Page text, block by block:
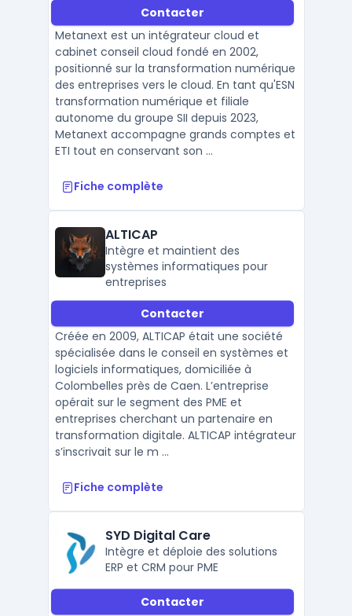
Contacter
Metanext est un intégrateur cloud et
cabinet conseil cloud fondé en 2002,
positionné sur la transformation numérique
des entreprises vers le cloud. En tant qu'ESN
transformation numérique et filiale
autonome du groupe SII depuis 2023,
Metanext accompagne grands comptes et
ETI tout en conservant son ...
Fiche complète
ALTICAP
Intègre et maintient des
systèmes informatiques pour
entreprises
Contacter
Créée en 2009, ALTICAP était une société
spécialisée dans le conseil en systèmes et
logiciels informatiques, domiciliée à
Colombelles près de Caen. L’entreprise
opérait sur le segment des PME et
entreprises cherchant un partenaire en
transformation digitale. ALTICAP intégrateur
s’inscrivait sur le m ...
Fiche complète
SYD Digital Care
Intègre et déploie des solutions
ERP et CRM pour PME
Contacter